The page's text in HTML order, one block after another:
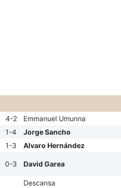
4-2
Emmanuel Umunna
1-4
Jorge Sancho
1-3
Alvaro Hernández
0-3 David Garea
Descansa